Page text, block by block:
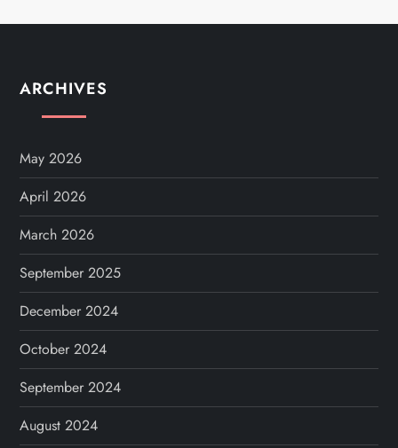
ARCHIVES
May 2026
April 2026
March 2026
September 2025
December 2024
October 2024
September 2024
August 2024